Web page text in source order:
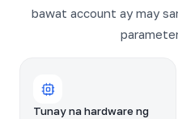
bawat account ay may
Tunay na hardware ng